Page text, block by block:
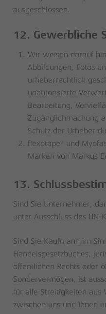
ausgeschlossen.
12. Gewerbliche
Wir weisen darauf
Abbildungen, Fotos
urheberrechtlich
unautorisierte
Bearbeitung,
Zugänglichmachung
Schutz der Urheber
flexotape® und
Marken von Markus
13.
Sind Sie Unternehmer,
unter Ausschluss des UN-
Sind Sie Kaufmann im
Handelsgesetzbuches,
öffentlichen Rechts oder
Sondervermögen, ist
für alle Streitigkeiten aus
zwischen uns und Ihnen